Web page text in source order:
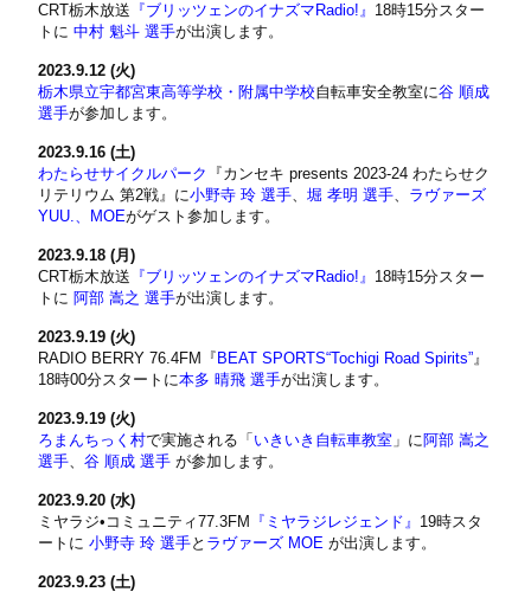
CRT栃木放送 『ブリッツェンのイナズマRadio!』 18時15分スター
トに中村 魁斗 選手が出演します。
2023.9.12 (火)
栃木県立宇都宮東高等学校・附属中学校自転車安全教室に谷 順成
選手が参加します。
2023.9.16 (土)
わたらせサイクルパーク
『カンセキ presents 2023-24 わたらせク
リテリウム 第2戦』に小野寺 玲 選手、堀 孝明 選手、 ラヴァーズ
YUU.、MOEがゲスト参加します。
2023.9.18 (月)
CRT栃木放送 『ブリッツェンのイナズマRadio!』 18時15分スター
トに 阿部 嵩之 選手が出演します。
2023.9.19 (火)
RADIO BERRY 76.4FM『 BEAT SPORTS“Tochigi Road Spirits”』
18時00分スタートに本多 晴飛 選手が出演します。
2023.9.19 (火)
ろまんちっく村で実施される「 いきいき自転車教室 」に阿部 嵩之
選手、谷 順成 選手 が参加します。
2023.9.20 (水)
ミヤラジ•コミュニティ77.3FM
『ミヤラジレジェンド』 19時スタ
ートに小野寺 玲 選手と ラヴァーズ MOE が出演します。
2023.9.23 (土)